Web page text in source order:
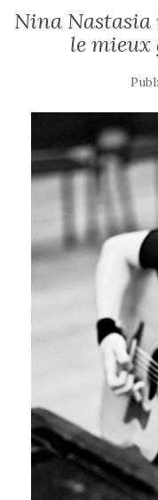
Nina Nastasia
le mieux